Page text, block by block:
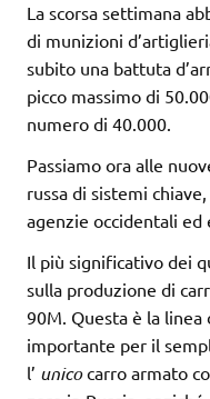
La scorsa settimana
di munizioni
subito una battuta
picco massimo di
numero di 40.000.
Passiamo ora alle
russa di sistemi
agenzie occidentali ed
Il più significativo dei
sulla produzione di
90M. Questa è la
importante per il
l’ unicocarro armato